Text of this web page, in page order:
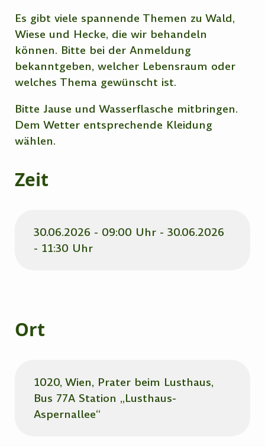
Es gibt viele spannende Themen zu Wald,
Wiese und Hecke, die wir behandeln
können. Bitte bei der Anmeldung
bekanntgeben, welcher Lebensraum oder
welches Thema gewünscht ist.
Bitte Jause und Wasserflasche mitbringen.
Dem Wetter entsprechende Kleidung
wählen.
Zeit
30.06.2026 - 09:00 Uhr - 30.06.2026
- 11:30 Uhr
Ort
1020, Wien, Prater beim Lusthaus,
Bus 77A Station „Lusthaus-
Aspernallee“